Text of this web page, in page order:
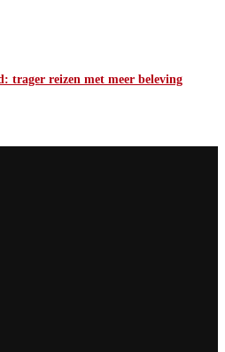
trager reizen met meer beleving